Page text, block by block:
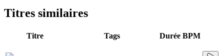
Titres similaires
Titre Tags Durée BPM